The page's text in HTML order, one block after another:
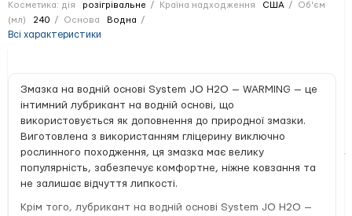
Косметика: дія
розігрівальне Країна надходження США
Об'єм
(мл)
240 Основа Водна
Всі характеристики
Змазка на водній основі System JO H2O — WARMING — це
інтимний лубрикант на водній основі, що
використовується як доповнення до природної змазки.
Виготовлена з використанням гліцерину виключно
рослинного походження, ця змазка має велику
популярність, забезпечує комфортне, ніжне ковзання та
не залишає відчуття липкості.
Крім того, лубрикант на водній основі System JO H2O —